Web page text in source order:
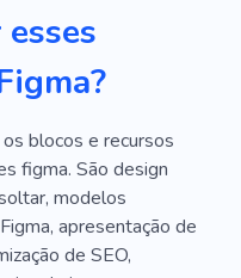
Estratégia
blocos e recursos
figma. São design
modelos
apresentação de
de SEO,